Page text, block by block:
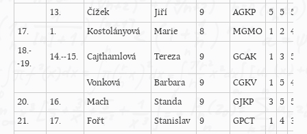
13. Čížek Jiří 9 AGKP 5 5 5
17.
1. Kostolányová Marie 8 MGMO 1 2 4
18.-
-19.
14.--15. Cajthamlová Tereza 9 GCAK 1 3 5
Vonková Barbara 9 CGKV 1 5 4
20.
16. Mach Standa 9 GJKP 3 5 5
21.
17. Fořt Stanislav 9 GPCT 1 4 3